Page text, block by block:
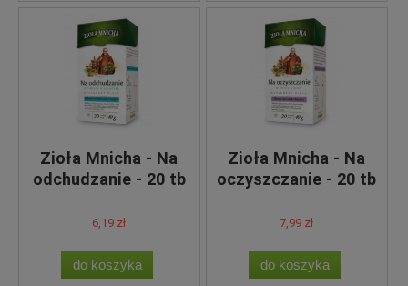
Zioła Mnicha - Na
odchudzanie - 20 tb
6,19 zł
do koszyka
Zioła Mnicha - Na
oczyszczanie - 20 tb
7,99 zł
do koszyka